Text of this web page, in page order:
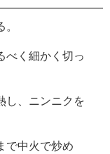
べく細かく切っ
し、ニンニクを
で中火で炒め